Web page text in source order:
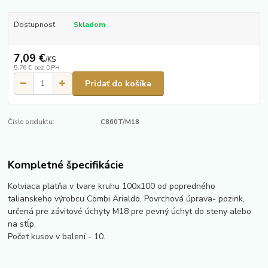
Dostupnosť Skladom
7,09 €/KS
5,76 € bez DPH
Pridať do košíka
Číslo produktu: C860T/M18
Kompletné špecifikácie
Kotviaca platňa v tvare kruhu 100x100 od popredného
talianskeho výrobcu Combi Arialdo. Povrchová úprava- pozink,
určená pre závitové úchyty M18 pre pevný úchyt do steny alebo
na stĺp.
Počet kusov v balení - 10.